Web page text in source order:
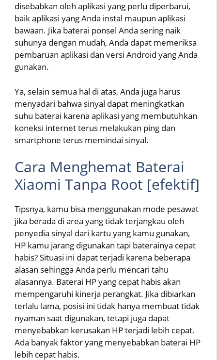
disebabkan oleh aplikasi yang perlu diperbarui,
baik aplikasi yang Anda instal maupun aplikasi
bawaan. Jika baterai ponsel Anda sering naik
suhunya dengan mudah, Anda dapat memeriksa
pembaruan aplikasi dan versi Android yang Anda
gunakan.
Ya, selain semua hal di atas, Anda juga harus
menyadari bahwa sinyal dapat meningkatkan
suhu baterai karena aplikasi yang membutuhkan
koneksi internet terus melakukan ping dan
smartphone terus memindai sinyal.
Cara Menghemat Baterai
Xiaomi Tanpa Root [efektif]
Tipsnya, kamu bisa menggunakan mode pesawat
jika berada di area yang tidak terjangkau oleh
penyedia sinyal dari kartu yang kamu gunakan,
HP kamu jarang digunakan tapi baterainya cepat
habis? Situasi ini dapat terjadi karena beberapa
alasan sehingga Anda perlu mencari tahu
alasannya. Baterai HP yang cepat habis akan
mempengaruhi kinerja perangkat. Jika dibiarkan
terlalu lama, posisi ini tidak hanya membuat tidak
nyaman saat digunakan, tetapi juga dapat
menyebabkan kerusakan HP terjadi lebih cepat.
Ada banyak faktor yang menyebabkan baterai HP
lebih cepat habis.